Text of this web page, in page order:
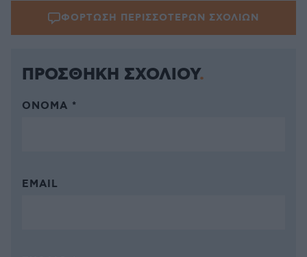
ΦΟΡΤΩΣΗ ΠΕΡΙΣΣΟΤΕΡΩΝ ΣΧΟΛΙΩΝ
ΠΡΟΣΘΗΚΗ ΣΧΟΛΙΟΥ
ΌΝΟΜΑ *
EMAIL